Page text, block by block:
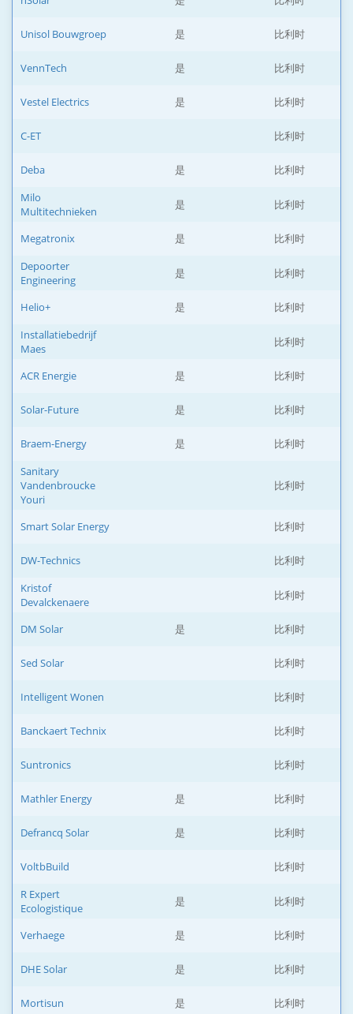
Unisol Bouwgroep 是 比利时
VennTech 是 比利时
Vestel Electrics 是 比利时
C-ET 比利时
Deba 是
比利时
Milo
Multitechnieken
是 比利时
Megatronix 是
比利时
Depoorter
Engineering
是 比利时
Helio+ 是
比利时
Installatiebedrijf
Maes
比利时
ACR Energie 是 比利时
Solar-Future 是 比利时
Braem-Energy 是
比利时
Sanitary
Vandenbroucke
Youri
比利时
Smart Solar Energy 比利时
DW-Technics
比利时
Kristof
Devalckenaere
比利时
DM Solar 是 比利时
Sed Solar 比利时
Intelligent Wonen 比利时
Banckaert Technix 比利时
Suntronics 比利时
Mathler Energy 是 比利时
Defrancq Solar 是 比利时
VoltbBuild
比利时
R Expert
Ecologistique
是 比利时
Verhaege 是 比利时
DHE Solar 是 比利时
Mortisun 是 比利时